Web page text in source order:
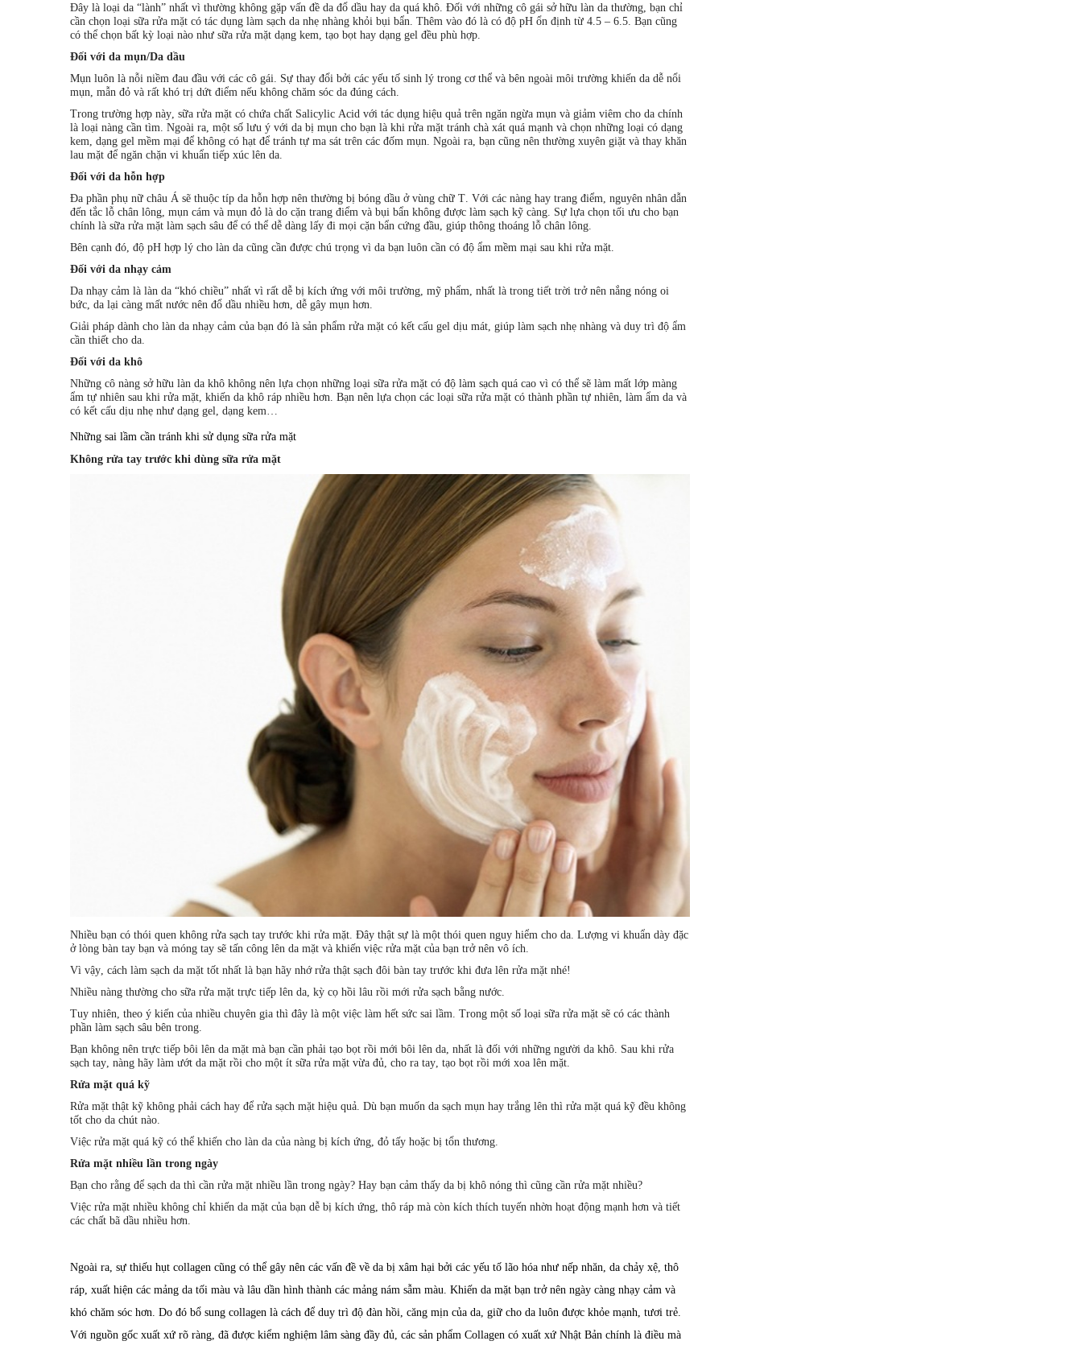
Đây là loại da “lành” nhất vì thường không gặp vấn đề da đổ dầu hay da quá khô. Đối với những cô gái sở hữu làn da thường, bạn chỉ
cần chọn loại sữa rửa mặt có tác dụng làm sạch da nhẹ nhàng khỏi bụi bẩn. Thêm vào đó là có độ pH ổn định từ 4.5 – 6.5. Bạn cũng
có thể chọn bất kỳ loại nào như sữa rửa mặt dạng kem, tạo bọt hay dạng gel đều phù hợp.
Đối với da mụn/Da dầu
Mụn luôn là nỗi niềm đau đầu với các cô gái. Sự thay đổi bởi các yếu tố sinh lý trong cơ thể và bên ngoài môi trường khiến da dễ nổi
mụn, mẫn đỏ và rất khó trị dứt điểm nếu không chăm sóc da đúng cách.
Trong trường hợp này, sữa rửa mặt có chứa chất Salicylic Acid với tác dụng hiệu quả trên ngăn ngừa mụn và giảm viêm cho da chính
là loại nàng cần tìm. Ngoài ra, một số lưu ý với da bị mụn cho bạn là khi rửa mặt tránh chà xát quá mạnh và chọn những loại có dạng
kem, dạng gel mềm mại để không có hạt để tránh tự ma sát trên các đốm mụn. Ngoài ra, bạn cũng nên thường xuyên giặt và thay khăn
lau mặt để ngăn chặn vi khuẩn tiếp xúc lên da.
Đối với da hỗn hợp
Đa phần phụ nữ châu Á sẽ thuộc típ da hỗn hợp nên thường bị bóng dầu ở vùng chữ T. Với các nàng hay trang điểm, nguyên nhân dẫn
đến tắc lỗ chân lông, mụn cám và mụn đỏ là do cặn trang điểm và bụi bẩn không được làm sạch kỹ càng. Sự lựa chọn tối ưu cho bạn
chính là sữa rửa mặt làm sạch sâu để có thể dễ dàng lấy đi mọi cặn bẩn cứng đầu, giúp thông thoáng lỗ chân lông.
Bên cạnh đó, độ pH hợp lý cho làn da cũng cần được chú trọng vì da bạn luôn cần có độ ẩm mềm mại sau khi rửa mặt.
Đối với da nhạy cảm
Da nhạy cảm là làn da “khó chiều” nhất vì rất dễ bị kích ứng với môi trường, mỹ phẩm, nhất là trong tiết trời trở nên nắng nóng oi
bức, da lại càng mất nước nên đổ dầu nhiều hơn, dễ gây mụn hơn.
Giải pháp dành cho làn da nhạy cảm của bạn đó là sản phẩm rửa mặt có kết cấu gel dịu mát, giúp làm sạch nhẹ nhàng và duy trì độ ẩm
cần thiết cho da.
Đối với da khô
Những cô nàng sở hữu làn da khô không nên lựa chọn những loại sữa rửa mặt có độ làm sạch quá cao vì có thể sẽ làm mất lớp màng
ẩm tự nhiên sau khi rửa mặt, khiến da khô ráp nhiều hơn. Bạn nên lựa chọn các loại sữa rửa mặt có thành phần tự nhiên, làm ẩm da và
có kết cấu dịu nhẹ như dạng gel, dạng kem…
Những sai lầm cần tránh khi sử dụng sữa rửa mặt
Không rửa tay trước khi dùng sữa rửa mặt
Nhiều bạn có thói quen không rửa sạch tay trước khi rửa mặt. Đây thật sự là một thói quen nguy hiểm cho da. Lượng vi khuẩn dày đặc
ở lòng bàn tay bạn và móng tay sẽ tấn công lên da mặt và khiến việc rửa mặt của bạn trở nên vô ích.
Vì vậy, cách làm sạch da mặt tốt nhất là bạn hãy nhớ rửa thật sạch đôi bàn tay trước khi đưa lên rửa mặt nhé!
Nhiều nàng thường cho sữa rửa mặt trực tiếp lên da, kỳ cọ hồi lâu rồi mới rửa sạch bằng nước.
Tuy nhiên, theo ý kiến của nhiều chuyên gia thì đây là một việc làm hết sức sai lầm. Trong một số loại sữa rửa mặt sẽ có các thành
phần làm sạch sâu bên trong.
Bạn không nên trực tiếp bôi lên da mặt mà bạn cần phải tạo bọt rồi mới bôi lên da, nhất là đối với những người da khô. Sau khi rửa
sạch tay, nàng hãy làm ướt da mặt rồi cho một ít sữa rửa mặt vừa đủ, cho ra tay, tạo bọt rồi mới xoa lên mặt.
Rửa mặt quá kỹ
Rửa mặt thật kỹ không phải cách hay để rửa sạch mặt hiệu quả. Dù bạn muốn da sạch mụn hay trắng lên thì rửa mặt quá kỹ đều không
tốt cho da chút nào.
Việc rửa mặt quá kỹ có thể khiến cho làn da của nàng bị kích ứng, đỏ tấy hoặc bị tổn thương.
Rửa mặt nhiều lần trong ngày
Bạn cho rằng để sạch da thì cần rửa mặt nhiều lần trong ngày? Hay bạn cảm thấy da bị khô nóng thì cũng cần rửa mặt nhiều?
Việc rửa mặt nhiều không chỉ khiến da mặt của bạn dễ bị kích ứng, thô ráp mà còn kích thích tuyến nhờn hoạt động mạnh hơn và tiết
các chất bã dầu nhiều hơn.
Ngoài ra, sự thiếu hụt collagen cũng có thể gây nên các vấn đề về da bị xâm hại bởi các yếu tố lão hóa như nếp nhăn, da chảy xệ, thô
ráp, xuất hiện các mảng da tối màu và lâu dần hình thành các mảng nám sẫm màu. Khiến da mặt bạn trở nên ngày càng nhạy cảm và
khó chăm sóc hơn. Do đó bổ sung collagen là cách để duy trì độ đàn hồi, căng mịn của da, giữ cho da luôn được khỏe mạnh, tươi trẻ.
Với nguồn gốc xuất xứ rõ ràng, đã được kiểm nghiệm lâm sàng đầy đủ, các sản phẩm Collagen có xuất xứ Nhật Bản chính là điều mà